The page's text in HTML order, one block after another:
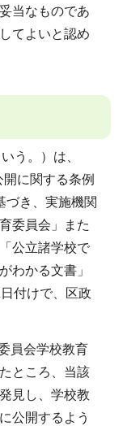
当なものであ
てよいと認め
う。）は、
に関する条例
づき、実施機関
委員会」また
公立諸学校で
わかる文書」
付けで、区政
員会学校教育
ところ、当該
見し、学校教
公開するよう